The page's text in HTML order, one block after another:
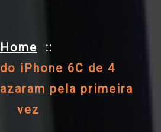
Home ::
iPhone 6C de 4
pela primeira
vez